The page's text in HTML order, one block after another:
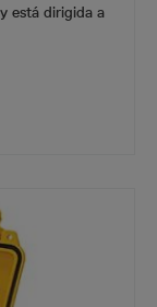
está dirigida a